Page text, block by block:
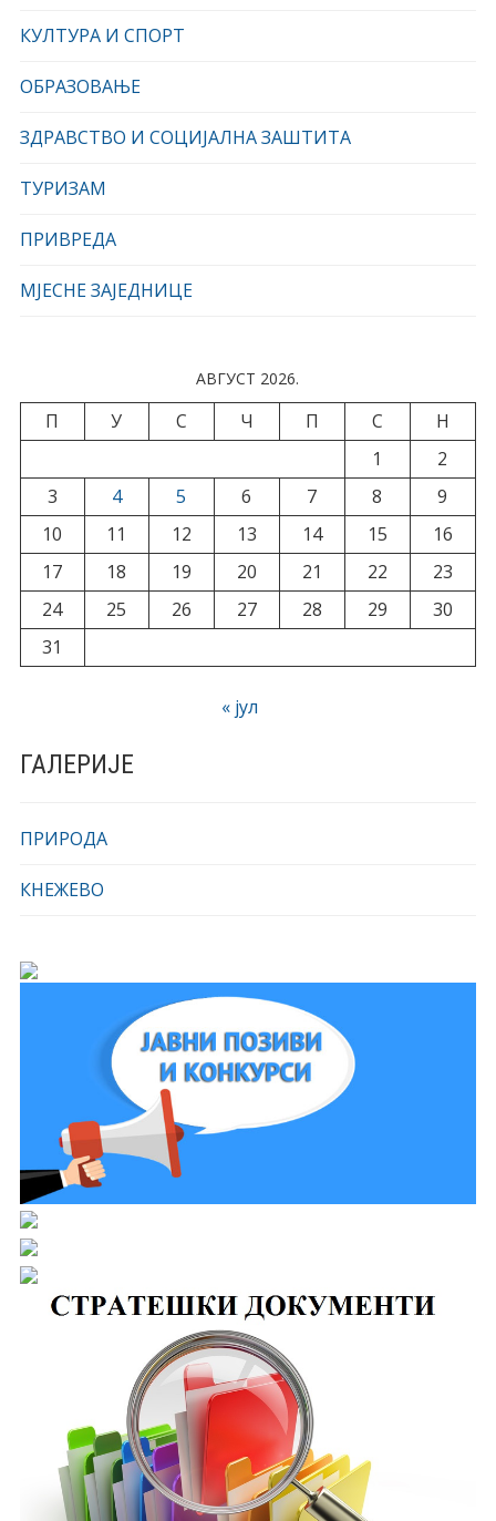
КУЛТУРА И СПОРТ
ОБРАЗОВАЊЕ
ЗДРАВСТВО И СОЦИЈАЛНА ЗАШТИТА
ТУРИЗАМ
ПРИВРЕДА
МЈЕСНЕ ЗАЈЕДНИЦЕ
АВГУСТ 2026.
П У С Ч П С
Н
1
2
3
4 5 6 7 8
9
10
11 12 13 14 15
16
17
18 19 20 21 22
23
24
25 26 27 28 29
30
31
« јул
ГАЛЕРИЈЕ
ПРИРОДА
КНЕЖЕВО